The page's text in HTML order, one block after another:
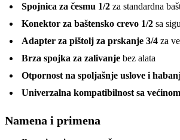
Spojnica za česmu 1/2 za standardna
Konektor za baštensko crevo 1/2 sa
Adapter za pištolj za prskanje 3/4 za
Brza spojka za zalivanje bez alata
Otpornost na spoljašnje uslove i
Univerzalna kompatibilnost sa
Namena i primena